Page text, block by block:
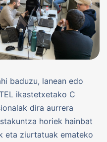
baduzu, lanean edo
ikastetxetako C
dira aurrera
horiek hainbat
eta ziurtatuak emateko